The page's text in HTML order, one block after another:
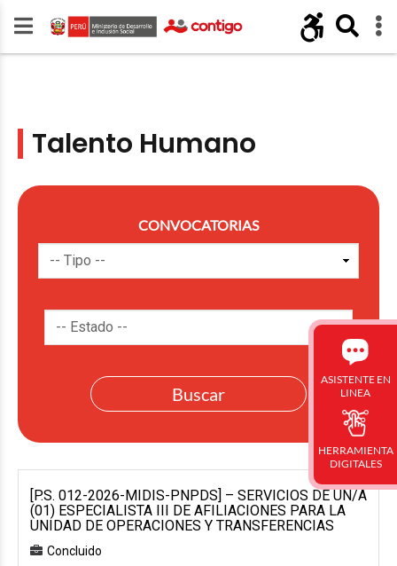
Talento Humano
CONVOCATORIAS
[P.S. 012-2026-MIDIS-PNPDS] – SERVICIOS DE UN/A
(01) ESPECIALISTA III DE AFILIACIONES PARA LA
UNIDAD DE OPERACIONES Y TRANSFERENCIAS
Concluido
ASISTENTE EN
LINEA
HERRAMIENTA
DIGITALES